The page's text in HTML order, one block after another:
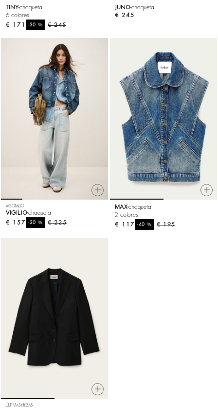
TINYchaqueta
6 colores
€ 245
-30%
€ 171
JUNOchaqueta
€ 245
AGOTADO
VIGILIOchaqueta
€ 225
-30%
€ 157
MAXchaqueta
2 colores
€ 195
-40%
€ 117
ÚLTIMAS PIEZAS